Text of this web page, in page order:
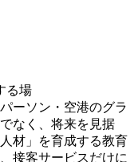
る場
ーソン・空港のグラ
なく、将来を見据
材」を育成する教育
接客サービスだけに